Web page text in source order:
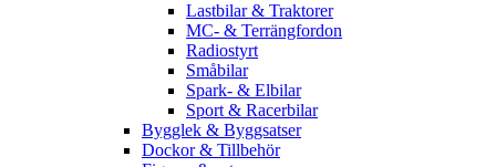
Lastbilar & Traktorer
MC- & Terrängfordon
Radiostyrt
Småbilar
Spark- & Elbilar
Sport & Racerbilar
Bygglek & Byggsatser
Dockor & Tillbehör